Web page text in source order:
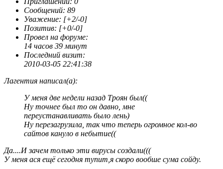
Сообщений: 89
Уважение: [+2/-0]
Позитив: [+0/-0]
Провел на форуме:
14 часов 39 минут
Последний визит:
2010-03-05 22:41:38
Лагентия написал(а):
У меня две недели назад Троян был((
Ну точнее был то он давно, мне
переустанавливать было лень)
Ну перезагрузила, так что теперь огромное кол-во
сайтов кануло в небытие((
Да....И зачем только эти вирусы создали(((
У меня ася ещё сегодня тупит,я скоро вообше сума сойду.